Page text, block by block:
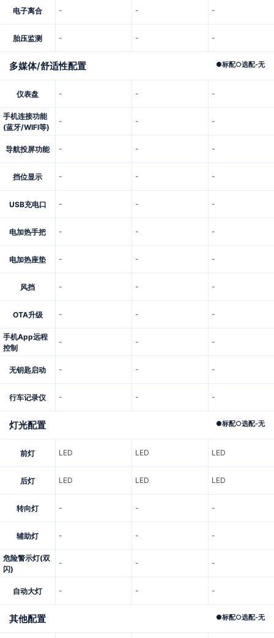
电子离合 - - -
胎压监测 - - -
多媒体/舒适性配置 ●标配○选配-无
仪表盘 - - -
手机连接功能
(蓝牙/WIFI等)
- - -
导航投屏功能 - - -
挡位显示 - - -
USB充电口 - - -
电加热手把 - - -
电加热座垫 - - -
风挡 - - -
OTA升级 - - -
手机App远程
控制
- - -
无钥匙启动 - - -
行车记录仪 - - -
灯光配置 ●标配○选配-无
前灯 LED LED LED
后灯 LED LED LED
转向灯 - - -
辅助灯 - - -
危险警示灯(双
闪)
- - -
自动大灯 - - -
其他配置 ●标配○选配-无